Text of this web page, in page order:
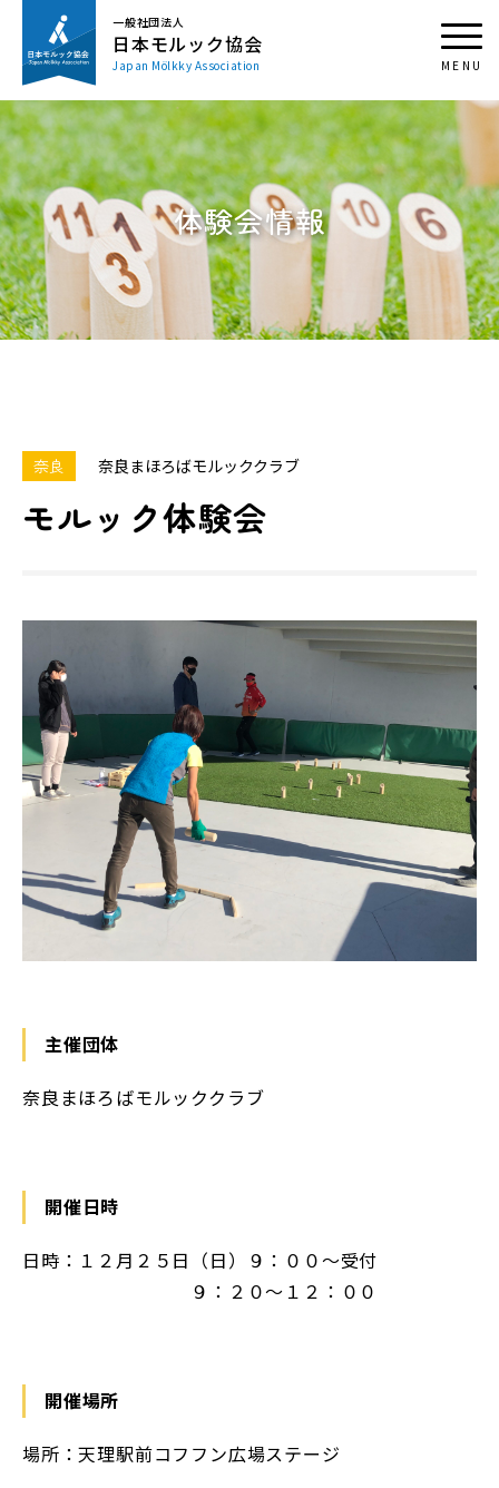
一般社団法人
日本モルック協会
Japan Mölkky Association
体験会情報
奈良 奈良まほろばモルッククラブ
モルック体験会
主催団体
奈良まほろばモルッククラブ
開催日時
日時：１２月２５日（日）９：００～受付
９：２０～１２：００
開催場所
場所：天理駅前コフフン広場ステージ